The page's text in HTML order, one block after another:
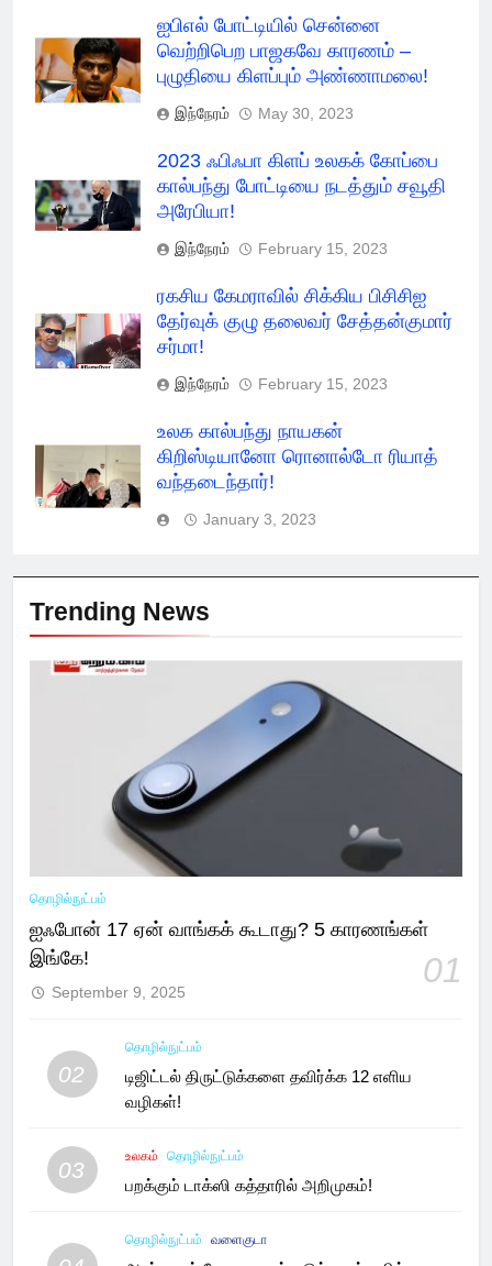
ஐபிஎல் போட்டியில் சென்னை
வெற்றிபெற பாஜகவே காரணம் –
புழுதியை கிளப்பும் அண்ணாமலை!
இந்நேரம் May 30, 2023
2023 ஃபிஃபா கிளப் உலகக் கோப்பை
கால்பந்து போட்டியை நடத்தும் சவூதி
அரேபியா!
இந்நேரம் February 15, 2023
ரகசிய கேமராவில் சிக்கிய பிசிசிஐ
தேர்வுக் குழு தலைவர் சேத்தன்குமார்
சர்மா!
இந்நேரம் February 15, 2023
உலக கால்பந்து நாயகன்
கிறிஸ்டியானோ ரொனால்டோ ரியாத்
வந்தடைந்தார்!
January 3, 2023
Trending News
தொழில்நுட்பம்
ஐஃபோன் 17 ஏன் வாங்கக் கூடாது? 5 காரணங்கள்
இங்கே!
01
September 9, 2025
02
தொழில்நுட்பம்
டிஜிட்டல் திருட்டுக்களை தவிர்க்க 12 எளிய
வழிகள்!
03
உலகம் தொழில்நுட்பம்
பறக்கும் டாக்ஸி கத்தாரில் அறிமுகம்!
தொழில்நுட்பம் வளைகுடா